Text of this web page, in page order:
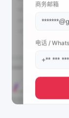
商务邮箱
电话 /